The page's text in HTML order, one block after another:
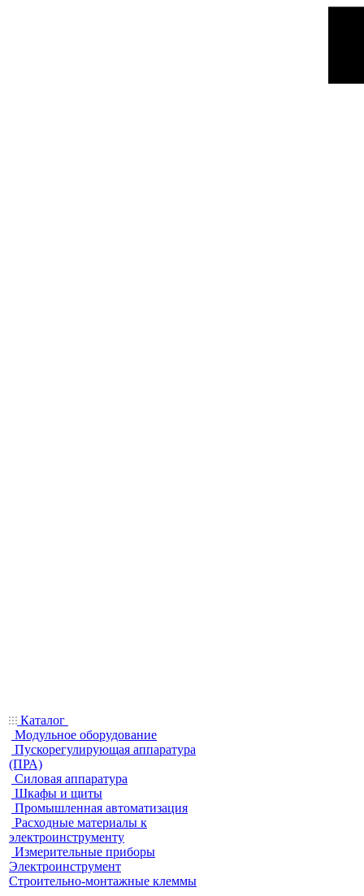
Каталог
Модульное оборудование
Пускорегулирующая аппаратура
(ПРА)
Силовая аппаратура
Шкафы и щиты
Промышленная автоматизация
Расходные материалы к
электроинструменту
Измерительные приборы
Электроинструмент
Строительно-монтажные клеммы